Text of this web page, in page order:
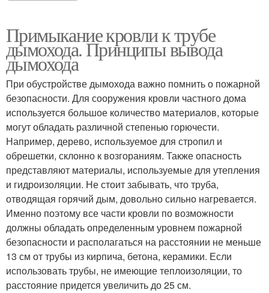
Примыкание кровли к трубе
дымохода. Принципы вывода
дымохода
При обустройстве дымохода важно помнить о пожарной
безопасности. Для сооружения кровли частного дома
используется большое количество материалов, которые
могут обладать различной степенью горючести.
Например, дерево, используемое для стропил и
обрешетки, склонно к возгораниям. Также опасность
представляют материалы, используемые для утепления
и гидроизоляции. Не стоит забывать, что труба,
отводящая горячий дым, довольно сильно нагревается.
Именно поэтому все части кровли по возможности
должны обладать определенным уровнем пожарной
безопасности и располагаться на расстоянии не меньше
13 см от трубы из кирпича, бетона, керамики. Если
использовать трубы, не имеющие теплоизоляции, то
расстояние придется увеличить до 25 см.